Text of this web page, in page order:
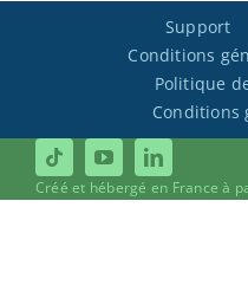
Support
Conditions
Politique
Conditions
Créé et hébergé en France à